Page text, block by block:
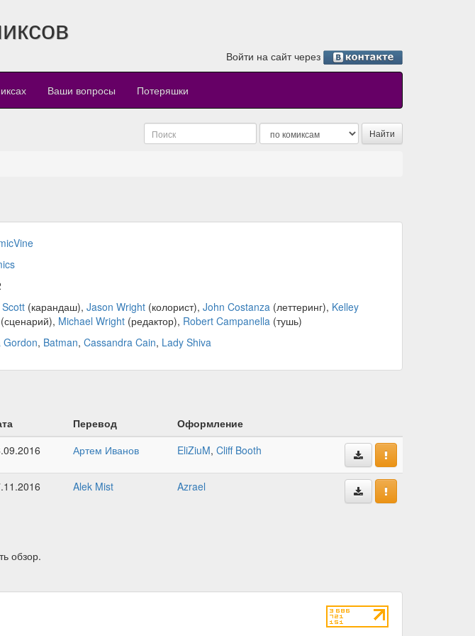
Войти на сайт через
Ваши вопросы Потеряшки
(карандаш), Jason Wright(колорист), John Costanza(леттеринг), Kelley
Michael Wright(редактор), Robert Campanella(тушь)
Gordon, Batman, Cassandra Cain, Lady Shiva
Перевод
Оформление
Артем Иванов EliZiuM, Cliff Booth
Alek Mist Azrael
обзор.